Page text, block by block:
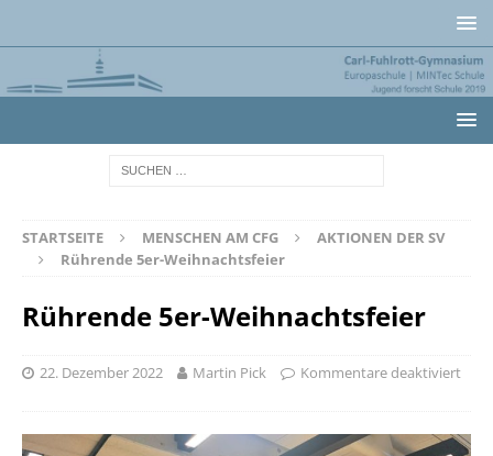
STARTSEITE MENSCHEN AM CFG
AKTIONEN DER SV
Rührende 5er-Weihnachtsfeier
Rührende 5er-Weihnachtsfeier
22. Dezember 2022 Martin Pick Kommentare deaktiviert